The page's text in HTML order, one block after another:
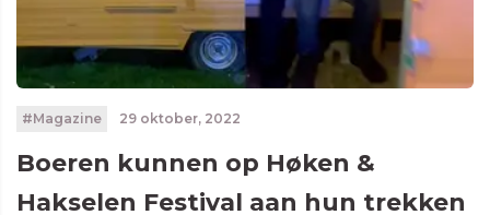
#Magazine 29 oktober, 2022
Boeren kunnen op Høken &
Hakselen Festival aan hun trekken